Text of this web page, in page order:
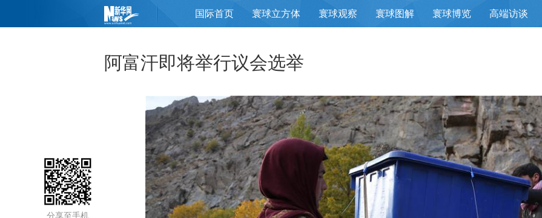
国际首页 寰球立方体 寰球观察 寰球图解 寰球博览 高端访谈
分享至手机
阿富汗即将举行议会选举